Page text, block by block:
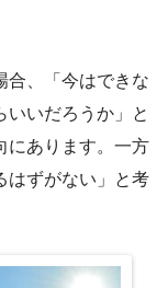
合、「今はできな
いいだろうか」と
にあります。一方
はずがない」と考